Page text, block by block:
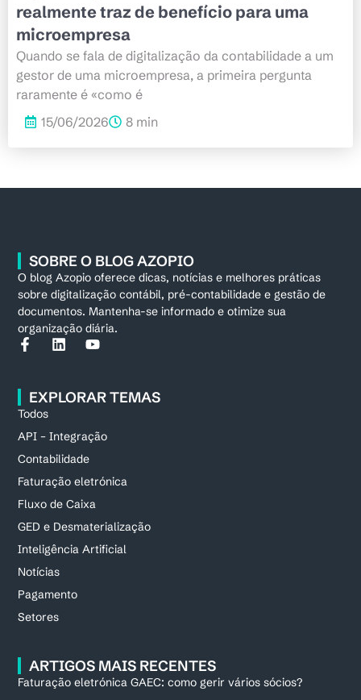
realmente traz de benefício para uma
microempresa
Quando se fala de digitalização da contabilidade a um
gestor de uma microempresa, a primeira pergunta
raramente é «como é
15/06/2026
8 min
SOBRE O BLOG AZOPIO
O blog Azopio oferece dicas, notícias e melhores práticas
sobre digitalização contábil, pré-contabilidade e gestão de
documentos. Mantenha-se informado e otimize sua
organização diária.
EXPLORAR TEMAS
Todos
API – Integração
Contabilidade
Faturação eletrónica
Fluxo de Caixa
GED e Desmaterialização
Inteligência Artificial
Notícias
Pagamento
Setores
ARTIGOS MAIS RECENTES
Faturação eletrónica GAEC: como gerir vários sócios?